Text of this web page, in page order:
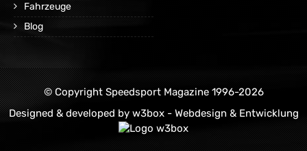
Fahrzeuge
Blog
© Copyright Speedsport Magazine 1996-2026
Designed & developed by w3box - Webdesign & Entwicklung